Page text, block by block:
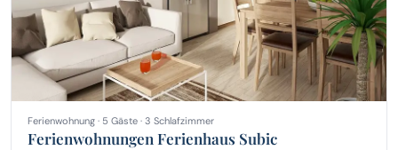
Ferienwohnung · 5 Gäste · 3 Schlafzimmer
Ferienwohnungen Ferienhaus Subic